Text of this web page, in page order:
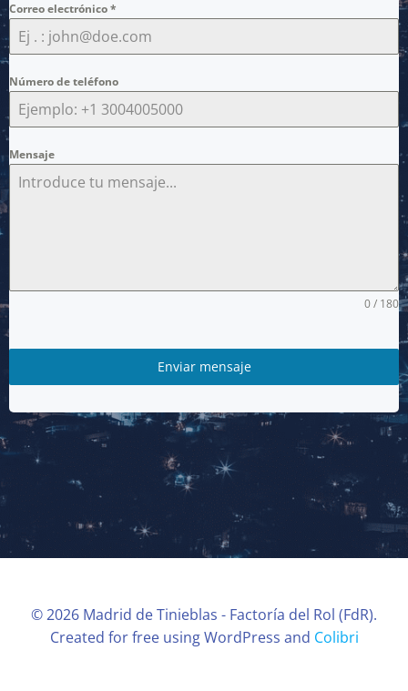
Correo electrónico*
Número de teléfono
Mensaje
0 / 180
Enviar mensaje
© 2026 Madrid de Tinieblas - Factoría del Rol (FdR).
Created for free using WordPress and Colibri